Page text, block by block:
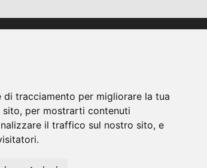
tracciamento per migliorare la tua
per mostrarti contenuti
il traffico sul nostro sito, e